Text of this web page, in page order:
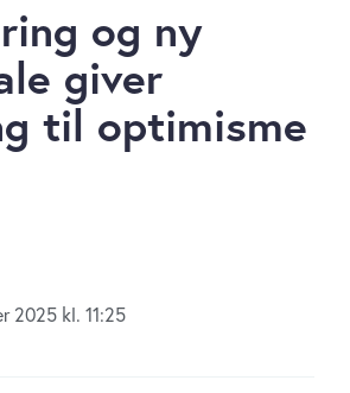
og ny
giver
til optimisme
2025 kl. 11:25